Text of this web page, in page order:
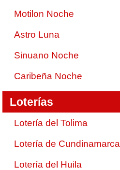
Motilon Noche
Astro Luna
Sinuano Noche
Caribeña Noche
Loterías
Lotería del Tolima
Lotería de Cundinamarca
Lotería del Huila